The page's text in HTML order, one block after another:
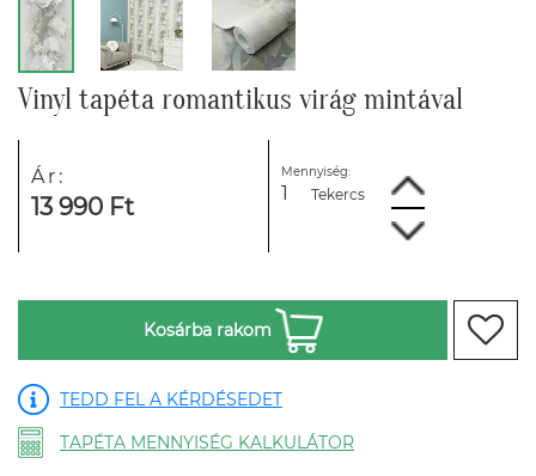
Vinyl tapéta romantikus virág mintával
Ár:
13 990 Ft
Mennyiség:
Tekercs
Kosárba rakom
TEDD FEL A KÉRDÉSEDET
TAPÉTA MENNYISÉG KALKULÁTOR